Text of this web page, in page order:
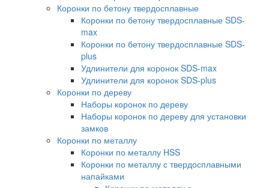
Коронки по бетону твердосплавные
Коронки по бетону твердосплавные SDS-
max
Коронки по бетону твердосплавные SDS-
plus
Удлинители для коронок SDS-max
Удлинители для коронок SDS-plus
Коронки по дереву
Наборы коронок по дереву
Наборы коронок по дереву для установки
замков
Коронки по металлу
Коронки по металлу HSS
Коронки по металлу с твердосплавными
напайками